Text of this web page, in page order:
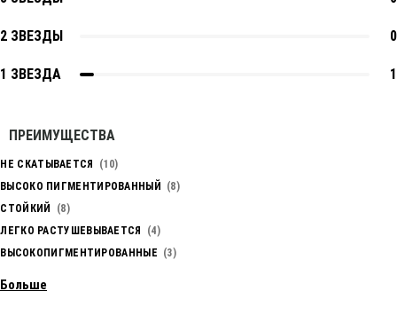
2 ЗВЕЗДЫ 0
1 ЗВЕЗДА 1
ПРЕИМУЩЕСТВА
НЕ СКАТЫВАЕТСЯ
10
ВЫСОКО ПИГМЕНТИРОВАННЫЙ
8
СТОЙКИЙ
8
ЛЕГКО РАСТУШЕВЫВАЕТСЯ
4
ВЫСОКОПИГМЕНТИРОВАННЫЕ
3
Больше